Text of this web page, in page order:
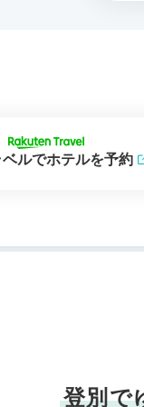
ルでホテルを予約
登別で